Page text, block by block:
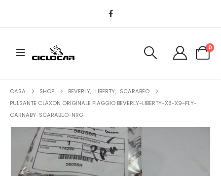
0
CASA SHOP BEVERLY, LIBERTY, SCARABEO
PULSANTE CLAXON ORIGINALE PIAGGIO BEVERLY-LIBERTY-X8-X9-FLY-
CARNABY-SCARABEO-NRG